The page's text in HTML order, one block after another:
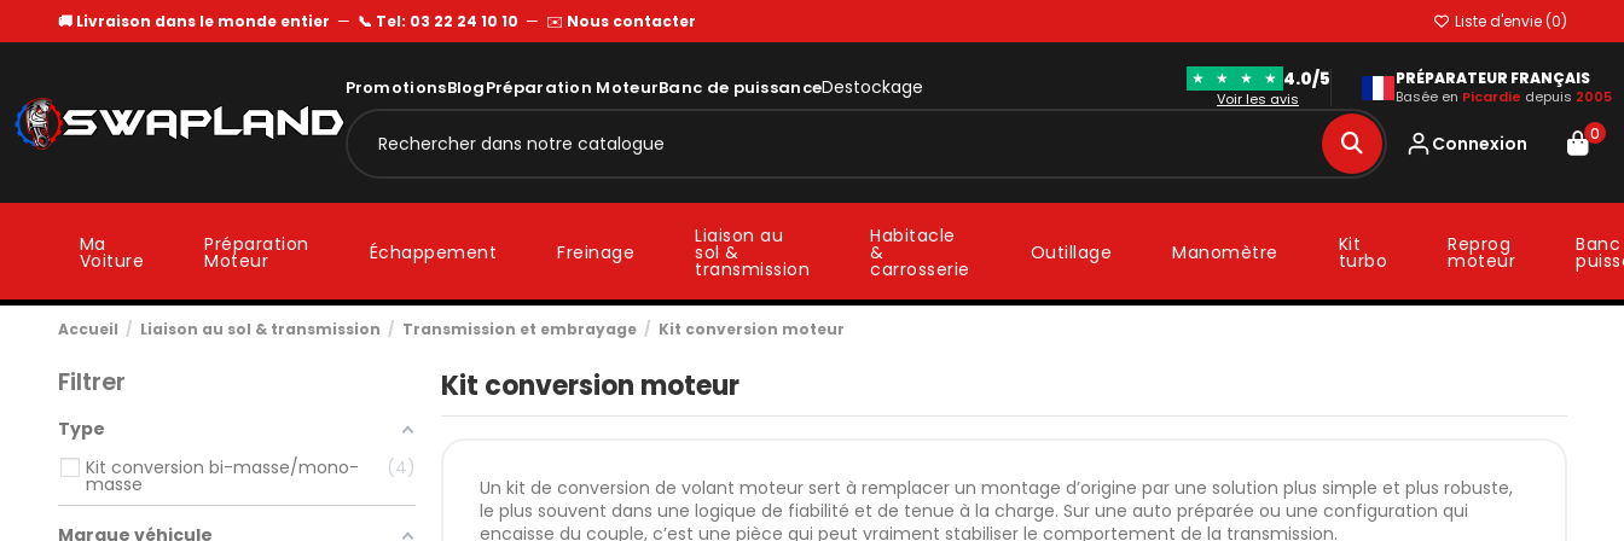
🚚 Livraison dans le monde entier — 📞 Tel: 03 22 24 10 10 — ✉️ Nous contacter Liste d'envie (0)
PromotionsBlogPréparation MoteurBanc de puissanceDestockage ★ ★ ★ ★ 4.0/5
Voir les avis
PRÉPARATEUR FRANÇAIS
Basée en Picardie depuis 2005
Connexion 0
Ma
Voiture
Préparation
Moteur Échappement Freinage
Liaison au
sol &
transmission
Habitacle
&
carrosserie
Outillage Manomètre Kit
turbo
Reprog
moteur
Accueil Liaison au sol & transmission Transmission et embrayage Kit conversion moteur
Kit conversion moteur
Un kit de conversion de volant moteur sert à remplacer un montage d’origine par une solution plus simple et plus robuste,
le plus souvent dans une logique de fiabilité et de tenue à la charge. Sur une auto préparée ou une configuration qui
encaisse du couple, c’est une pièce qui peut vraiment stabiliser le comportement de la transmission.
Filtrer
Type
Kit conversion bi-masse/mono-
masse
4
Marque véhicule